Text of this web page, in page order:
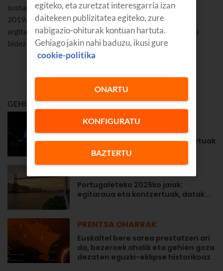
sustapen hau. Euskaltelen bezeroentzat bakarrik da.
2019/03/20an egingo da zozketa, eta 2019/03/22an
argitaratuko dira irabazleen izenak webgunean. Telefono
bidez jarriko da Euskaltel irabazleekin harremanetan.
GEHIEN IRAKURRIENA
GOZATU
Zarauzko 2026ko jaiak: Aste
Nagusiko egitaraua eta kontzertuak
Portugaleteko 2026ko jaiak:
egitaraua eta kontzertuak, datak...
PRENTSA OHARRAK
Euskaltel bere sarea prestatzen ari
da, bezeroek ahalik eta gehien goza
dezaten eguzki-eklipse historikoaz
egiteko, eta zuretzat interesgarria izan
daitekeen publizitatea egiteko, zure
nabigazio-ohiturak kontuan hartuta.
Gehiago jakin nahi baduzu, ikusi gure
cookie-politika
KONFIGURATU
BAZTERTU
ONARTU